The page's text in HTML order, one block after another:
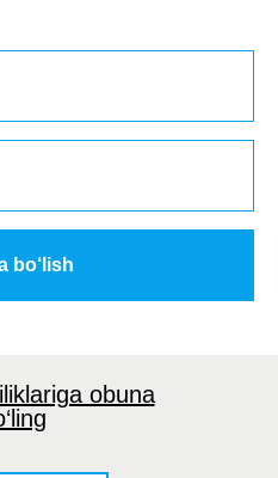
bo‘lish
obuna